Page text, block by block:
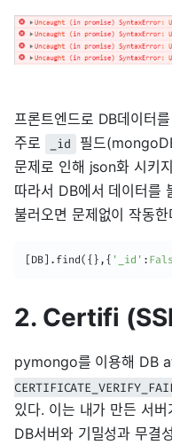
프론트엔드로 DB데이터
주로
_id
필드
문제로 인해 json화 시키
따라서 DB에서 데이터를
불러오면 문제없이 작동한
DB . find ( { } , { '_id' :
2. Certifi
pymongo를 이용해 DB
있다. 이는 내가 만든 서
DB서버와 기밀성과 무결